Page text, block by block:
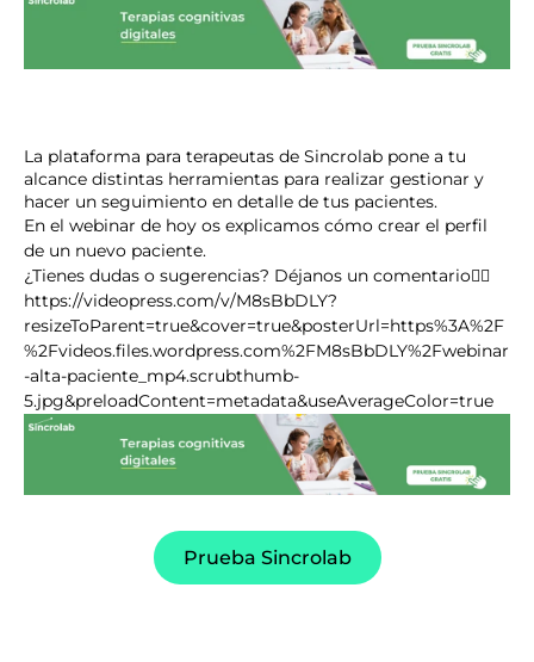
La plataforma para terapeutas de Sincrolab pone a tu
alcance distintas herramientas para realizar gestionar y
hacer un seguimiento en detalle de tus pacientes.
En el webinar de hoy os explicamos cómo crear el perfil
de un nuevo paciente.
¿Tienes dudas o sugerencias? Déjanos un comentario👇🏼
https://videopress.com/v/M8sBbDLY?
resizeToParent=true&cover=true&posterUrl=https%3A%2F
%2Fvideos.files.wordpress.com%2FM8sBbDLY%2Fwebinar
-alta-paciente_mp4.scrubthumb-
5.jpg&preloadContent=metadata&useAverageColor=true
Prueba Sincrolab